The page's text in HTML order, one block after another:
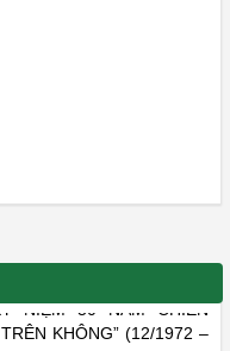
XÉT, TRAO TẶNG KỶ
NAM.
KẾT QUẢ ĐẠI HỘI ĐẠI
NIỆM 50 NĂM CHIÉN
KHÔNG” (12/1972 –